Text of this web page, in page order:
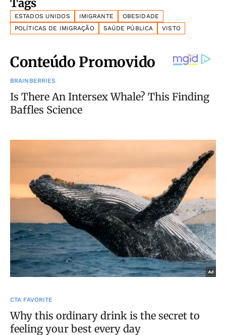
Tags
ESTADOS UNIDOS IMIGRANTE
OBESIDADE
POLÍTICAS DE IMIGRAÇÃO
SAÚDE PÚBLICA VISTO